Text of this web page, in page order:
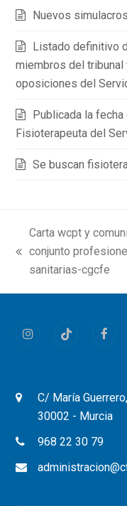
Nuevos
Listado definitivo
miembros del
oposiciones del
Publicada la
Fisioterapeuta del
Se buscan
previous
post:
Carta wcpt y
conjunto
sanitarias-cgcfe
InstagramTiktok
C/ María
30002 - Murcia
968 22 30 79